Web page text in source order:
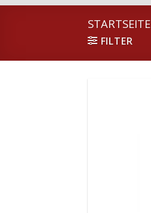
STARTSEITE
FILTER